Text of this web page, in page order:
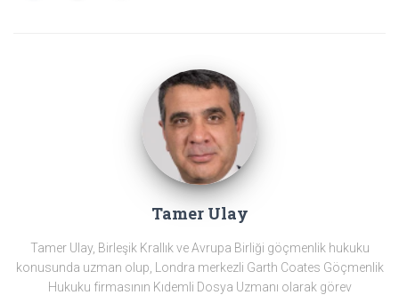
Tamer Ulay
Tamer Ulay, Birleşik Krallık ve Avrupa Birliği göçmenlik hukuku
konusunda uzman olup, Londra merkezli Garth Coates Göçmenlik
Hukuku firmasının Kıdemli Dosya Uzmanı olarak görev